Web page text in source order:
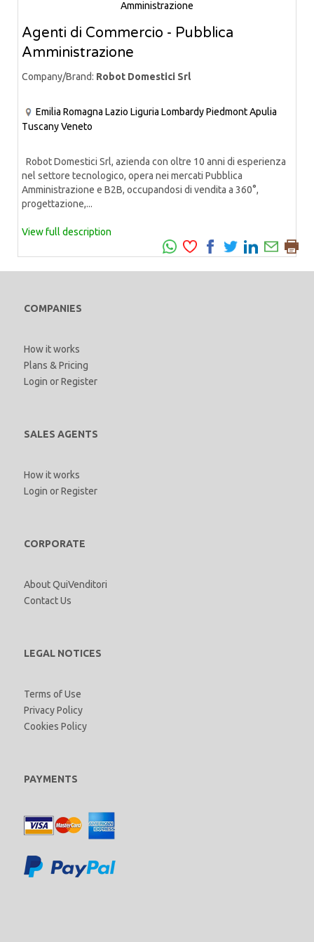
Agenti di Commercio - Pubblica
Amministrazione
Company/Brand: Robot Domestici Srl
Emilia Romagna Lazio Liguria LombardyPiedmontApulia
TuscanyVeneto
Robot Domestici Srl, azienda con oltre 10 anni di esperienza
nel settore tecnologico, opera nei mercati Pubblica
Amministrazione e B2B, occupandosi di vendita a 360°,
progettazione,...
View full description
COMPANIES
How it works
Plans & Pricing
Login orRegister
SALES AGENTS
How it works
Login orRegister
CORPORATE
About QuiVenditori
Contact Us
LEGAL NOTICES
Terms of Use
Privacy Policy
Cookies Policy
PAYMENTS